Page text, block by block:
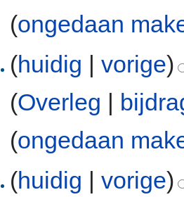
(ongedaan
(huidig |vorige)
(Overleg |
(ongedaan
(huidig |vorige)